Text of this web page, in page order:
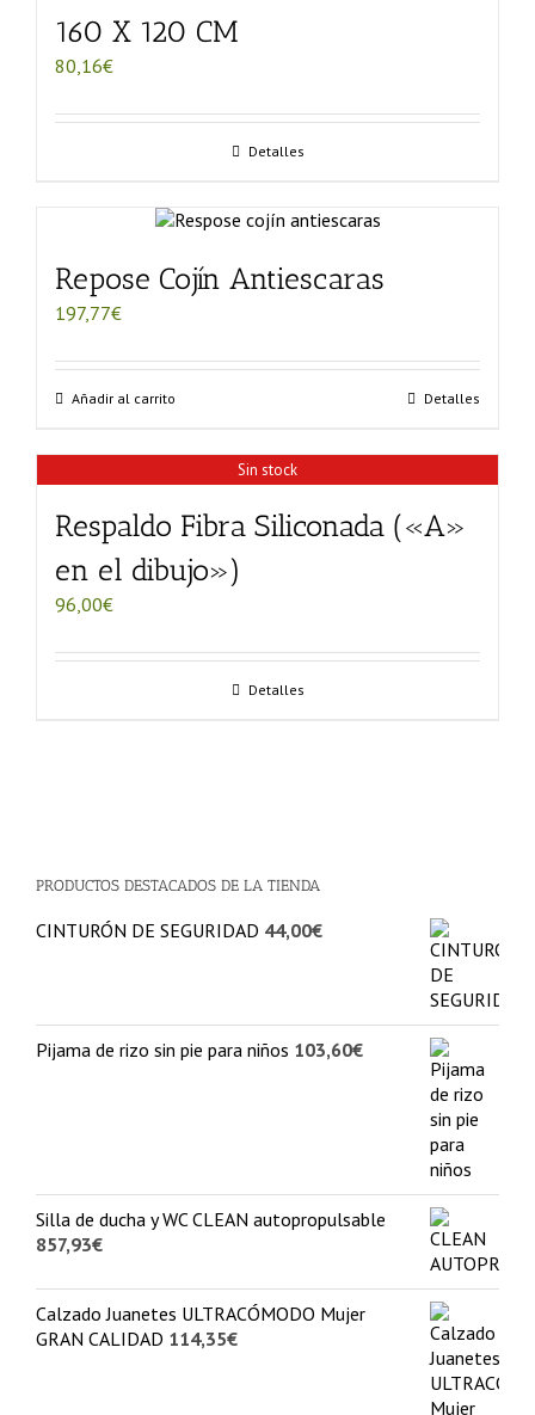
160 X 120 CM
80,16€
Detalles
Repose Cojín Antiescaras
197,77€
Añadir al carrito Detalles
Sin stock
Respaldo Fibra Siliconada («A»
en el dibujo»)
96,00€
Detalles
PRODUCTOS DESTACADOS DE LA TIENDA
CINTURÓN DE SEGURIDAD 44,00€
Pijama de rizo sin pie para niños 103,60€
Silla de ducha y WC CLEAN autopropulsable
857,93€
Calzado Juanetes ULTRACÓMODO Mujer
GRAN CALIDAD 114,35€